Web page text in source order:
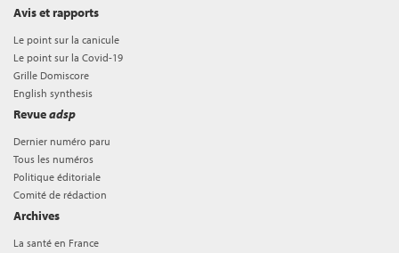
Avis et rapports
Le point sur la canicule
Le point sur la Covid-19
Grille Domiscore
English synthesis
Revueadsp
Dernier numéro paru
Tous les numéros
Politique éditoriale
Comité de rédaction
Archives
La santé en France